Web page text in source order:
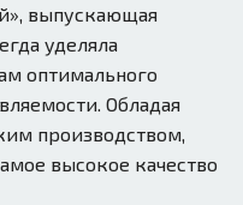
выпускающая
уделяла
оптимального
Обладая
производством,
высокое качество